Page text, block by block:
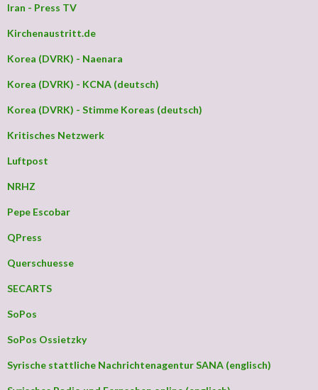
Iran - Press TV
Kirchenaustritt.de
Korea (DVRK) - Naenara
Korea (DVRK) - KCNA (deutsch)
Korea (DVRK) - Stimme Koreas (deutsch)
Kritisches Netzwerk
Luftpost
NRHZ
Pepe Escobar
QPress
Querschuesse
SECARTS
SoPos
SoPos Ossietzky
Syrische stattliche Nachrichtenagentur SANA (englisch)